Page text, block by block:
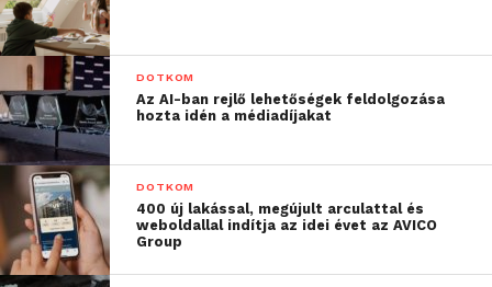
DOTKOM
Az AI-ban rejlő lehetőségek feldolgozása
hozta idén a médiadíjakat
DOTKOM
400 új lakással, megújult arculattal és
weboldallal indítja az idei évet az AVICO
Group